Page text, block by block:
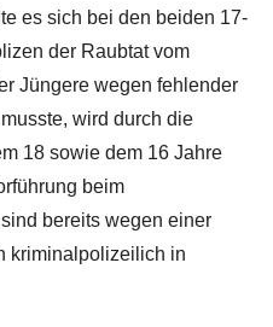
es sich bei den beiden 17-
der Raubtat vom
Jüngere wegen fehlender
wird durch die
18 sowie dem 16 Jahre
beim
bereits wegen einer
kriminalpolizeilich in